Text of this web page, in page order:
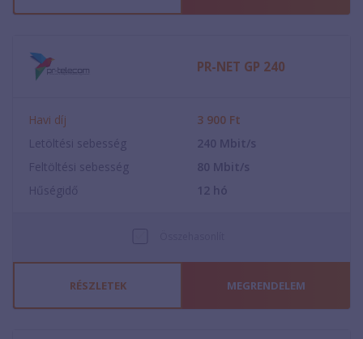
PR-NET GP 240
Havi díj 3 900 Ft
Letöltési sebesség
240 Mbit/s
Feltöltési sebesség
80 Mbit/s
Hűségidő
12 hó
RÉSZLETEK MEGRENDELEM